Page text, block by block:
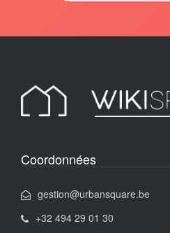
Coordonnées
gestion@urbansquare.be
+32 494 29 01 30